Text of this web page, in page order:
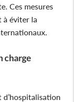
Ces mesures
à éviter la
charge
d’hospitalisation